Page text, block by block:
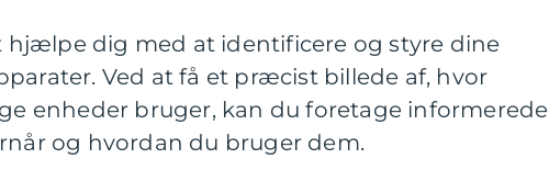
hjælpe dig med at identificere og styre dine
Ved at få et præcist billede af, hvor
enheder bruger, kan du foretage informerede
og hvordan du bruger dem.